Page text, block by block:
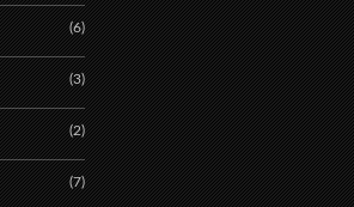
(6)
(3)
(2)
(7)